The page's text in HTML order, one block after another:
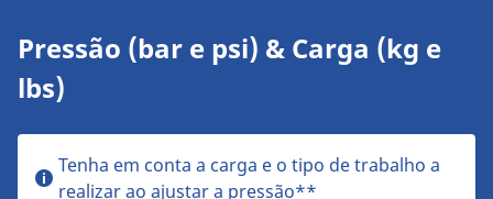
Pressão (bar e psi) & Carga (kg e
lbs)
Tenha em conta a carga e o tipo de trabalho a
realizar ao ajustar a pressão**